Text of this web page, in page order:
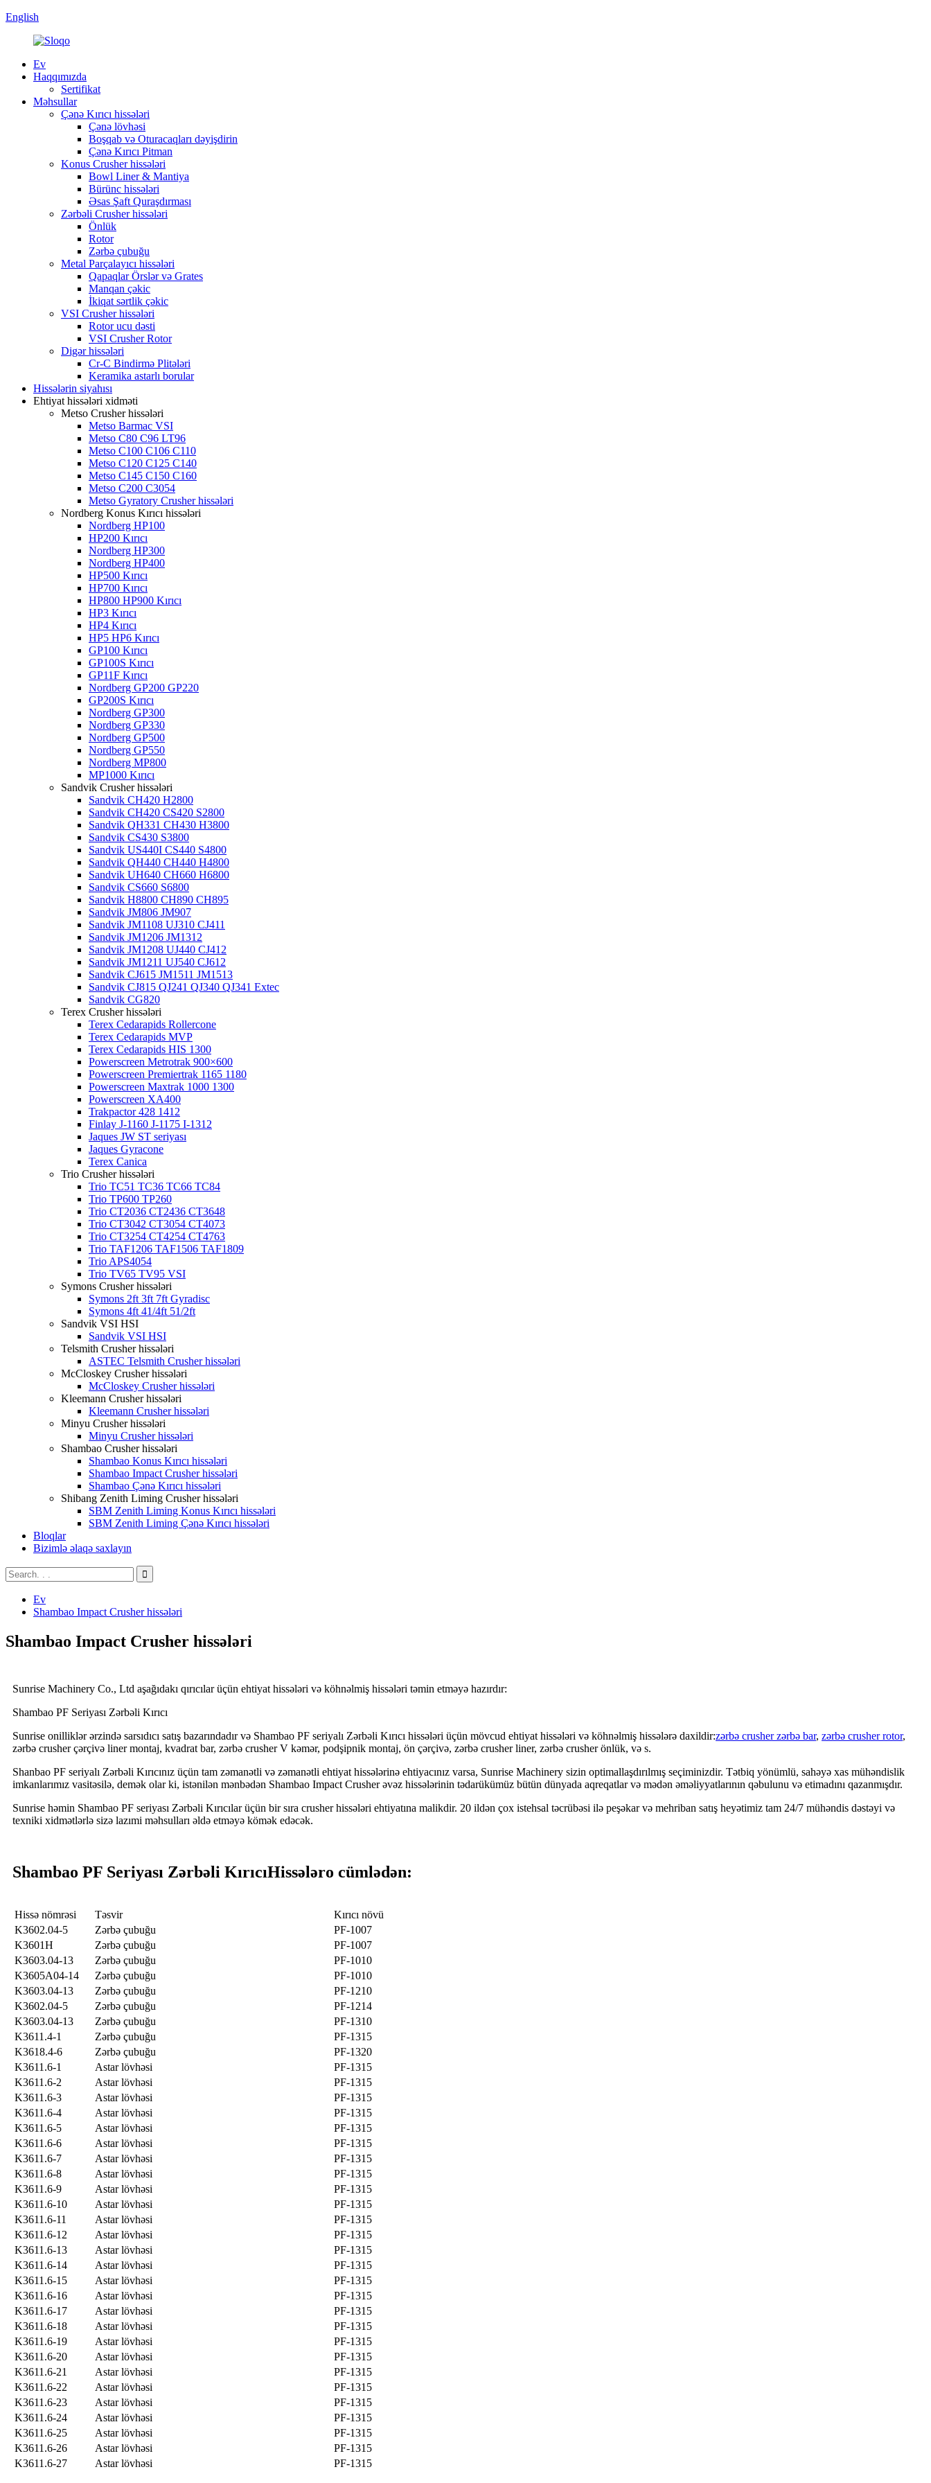
English
Ev
Haqqımızda
Sertifikat
Məhsullar
Çənə Kırıcı hissələri
Çənə lövhəsi
Boşqab və Oturacaqları dəyişdirin
Çənə Kırıcı Pitman
Konus Crusher hissələri
Bowl Liner & Mantiya
Bürünc hissələri
Əsas Şaft Quraşdırması
Zərbəli Crusher hissələri
Önlük
Rotor
Zərbə çubuğu
Metal Parçalayıcı hissələri
Qapaqlar Örslər və Grates
Manqan çəkic
İkiqat sərtlik çəkic
VSI Crusher hissələri
Rotor ucu dəsti
VSI Crusher Rotor
Digər hissələri
Cr-C Bindirmə Plitələri
Keramika astarlı borular
Hissələrin siyahısı
Ehtiyat hissələri xidməti
Metso Crusher hissələri
Metso Barmac VSI
Metso C80 C96 LT96
Metso C100 C106 C110
Metso C120 C125 C140
Metso C145 C150 C160
Metso C200 C3054
Metso Gyratory Crusher hissələri
Nordberg Konus Kırıcı hissələri
Nordberg HP100
HP200 Kırıcı
Nordberg HP300
Nordberg HP400
HP500 Kırıcı
HP700 Kırıcı
HP800 HP900 Kırıcı
HP3 Kırıcı
HP4 Kırıcı
HP5 HP6 Kırıcı
GP100 Kırıcı
GP100S Kırıcı
GP11F Kırıcı
Nordberg GP200 GP220
GP200S Kırıcı
Nordberg GP300
Nordberg GP330
Nordberg GP500
Nordberg GP550
Nordberg MP800
MP1000 Kırıcı
Sandvik Crusher hissələri
Sandvik CH420 H2800
Sandvik CH420 CS420 S2800
Sandvik QH331 CH430 H3800
Sandvik CS430 S3800
Sandvik US440I CS440 S4800
Sandvik QH440 CH440 H4800
Sandvik UH640 CH660 H6800
Sandvik CS660 S6800
Sandvik H8800 CH890 CH895
Sandvik JM806 JM907
Sandvik JM1108 UJ310 CJ411
Sandvik JM1206 JM1312
Sandvik JM1208 UJ440 CJ412
Sandvik JM1211 UJ540 CJ612
Sandvik CJ615 JM1511 JM1513
Sandvik CJ815 QJ241 QJ340 QJ341 Extec
Sandvik CG820
Terex Crusher hissələri
Terex Cedarapids Rollercone
Terex Cedarapids MVP
Terex Cedarapids HIS 1300
Powerscreen Metrotrak 900×600
Powerscreen Premiertrak 1165 1180
Powerscreen Maxtrak 1000 1300
Powerscreen XA400
Trakpactor 428 1412
Finlay J-1160 J-1175 I-1312
Jaques JW ST seriyası
Jaques Gyracone
Terex Canica
Trio Crusher hissələri
Trio TC51 TC36 TC66 TC84
Trio TP600 TP260
Trio CT2036 CT2436 CT3648
Trio CT3042 CT3054 CT4073
Trio CT3254 CT4254 CT4763
Trio TAF1206 TAF1506 TAF1809
Trio APS4054
Trio TV65 TV95 VSI
Symons Crusher hissələri
Symons 2ft 3ft 7ft Gyradisc
Symons 4ft 41/4ft 51/2ft
Sandvik VSI HSI
Sandvik VSI HSI
Telsmith Crusher hissələri
ASTEC Telsmith Crusher hissələri
McCloskey Crusher hissələri
McCloskey Crusher hissələri
Kleemann Crusher hissələri
Kleemann Crusher hissələri
Minyu Crusher hissələri
Minyu Crusher hissələri
Shambao Crusher hissələri
Shambao Konus Kırıcı hissələri
Shambao Impact Crusher hissələri
Shambao Çənə Kırıcı hissələri
Shibang Zenith Liming Crusher hissələri
SBM Zenith Liming Konus Kırıcı hissələri
SBM Zenith Liming Çənə Kırıcı hissələri
Bloqlar
Bizimlə əlaqə saxlayın
Ev
Shambao Impact Crusher hissələri
Shambao Impact Crusher hissələri
Sunrise Machinery Co., Ltd aşağıdakı qırıcılar üçün ehtiyat hissələri və köhnəlmiş hissələri təmin etməyə hazırdır:
Shambao PF Seriyası Zərbəli Kırıcı
Sunrise onilliklər ərzində sarsıdıcı satış bazarındadır və Shambao PF seriyalı Zərbəli Kırıcı hissələri üçün mövcud ehtiyat hissələri və köhnəlmiş hissələrə daxildir:zərbə crusher zərbə bar, zərbə crusher rotor,
zərbə crusher çərçivə liner montaj, kvadrat bar, zərbə crusher V kəmər, podşipnik montaj, ön çərçivə, zərbə crusher liner, zərbə crusher önlük, və s.
Shanbao PF seriyalı Zərbəli Kırıcınız üçün tam zəmanətli və zəmanətli ehtiyat hissələrinə ehtiyacınız varsa, Sunrise Machinery sizin optimallaşdırılmış seçiminizdir. Tətbiq yönümlü, sahəyə xas mühəndislik
imkanlarımız vasitəsilə, demək olar ki, istənilən mənbədən Shambao Impact Crusher əvəz hissələrinin tədarükümüz bütün dünyada aqreqatlar və mədən əməliyyatlarının qəbulunu və etimadını qazanmışdır.
Sunrise həmin Shambao PF seriyası Zərbəli Kırıcılar üçün bir sıra crusher hissələri ehtiyatına malikdir. 20 ildən çox istehsal təcrübəsi ilə peşəkar və mehriban satış heyətimiz tam 24/7 mühəndis dəstəyi və
texniki xidmətlərlə sizə lazımi məhsulları əldə etməyə kömək edəcək.
Shambao PF Seriyası Zərbəli KırıcıHissələro cümlədən:
Hissə nömrəsi Təsvir
Kırıcı növü
K3602.04-5
Zərbə çubuğu
PF-1007
K3601H
Zərbə çubuğu
PF-1007
K3603.04-13
Zərbə çubuğu
PF-1010
K3605A04-14
Zərbə çubuğu
PF-1010
K3603.04-13
Zərbə çubuğu
PF-1210
K3602.04-5
Zərbə çubuğu
PF-1214
K3603.04-13
Zərbə çubuğu
PF-1310
K3611.4-1
Zərbə çubuğu
PF-1315
K3618.4-6
Zərbə çubuğu
PF-1320
K3611.6-1
Astar lövhəsi
PF-1315
K3611.6-2
Astar lövhəsi
PF-1315
K3611.6-3
Astar lövhəsi
PF-1315
K3611.6-4
Astar lövhəsi
PF-1315
K3611.6-5
Astar lövhəsi
PF-1315
K3611.6-6
Astar lövhəsi
PF-1315
K3611.6-7
Astar lövhəsi
PF-1315
K3611.6-8
Astar lövhəsi
PF-1315
K3611.6-9
Astar lövhəsi
PF-1315
K3611.6-10
Astar lövhəsi
PF-1315
K3611.6-11
Astar lövhəsi
PF-1315
K3611.6-12
Astar lövhəsi
PF-1315
K3611.6-13
Astar lövhəsi
PF-1315
K3611.6-14
Astar lövhəsi
PF-1315
K3611.6-15
Astar lövhəsi
PF-1315
K3611.6-16
Astar lövhəsi
PF-1315
K3611.6-17
Astar lövhəsi
PF-1315
K3611.6-18
Astar lövhəsi
PF-1315
K3611.6-19
Astar lövhəsi
PF-1315
K3611.6-20
Astar lövhəsi
PF-1315
K3611.6-21
Astar lövhəsi
PF-1315
K3611.6-22
Astar lövhəsi
PF-1315
K3611.6-23
Astar lövhəsi
PF-1315
K3611.6-24
Astar lövhəsi
PF-1315
K3611.6-25
Astar lövhəsi
PF-1315
K3611.6-26
Astar lövhəsi
PF-1315
K3611.6-27
Astar lövhəsi PF-1315